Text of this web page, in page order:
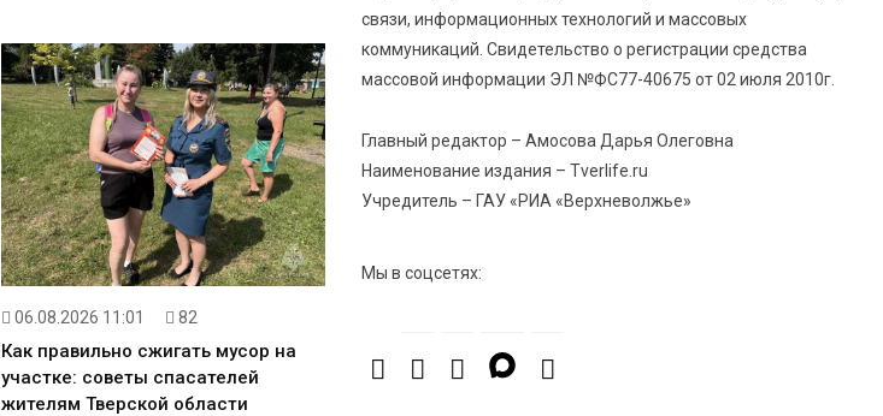
06.08.2026 11:01 82
Как правильно сжигать мусор на
участке: советы спасателей
жителям Тверской области
5 Авг 2026 16:32 377
«Зарядка со стражем порядка»: как в Нелидово
5 Авг 2026 16:16 81
21 компания Верхневолжья получила статус
Вышнего Волочка провели зарядку для школьников
связи, информационных технологий и массовых
коммуникаций. Свидетельство о регистрации средства
массовой информации ЭЛ №ФС77-40675 от 02 июля 2010г.
Главный редактор – Амосова Дарья Олеговна
Наименование издания – Tverlife.ru
Учредитель – ГАУ «РИА «Верхневолжье»
Мы в соцсетях: